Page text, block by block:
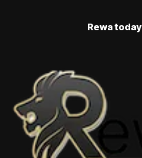
Rewa today